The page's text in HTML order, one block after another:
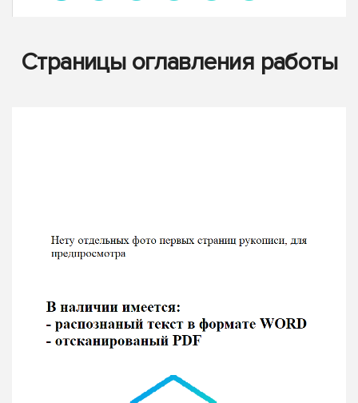
Страницы оглавления работы